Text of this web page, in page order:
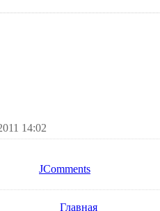
14:02
JComments
Главная